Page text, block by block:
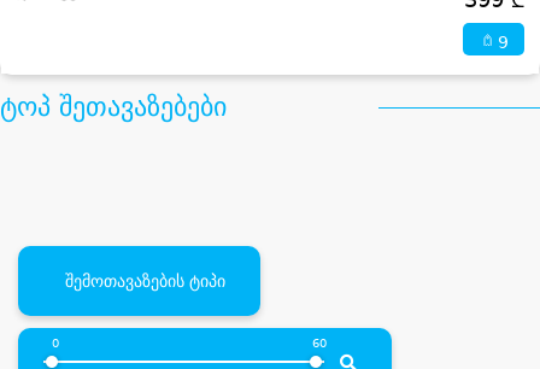
9
ტოპ შეთავაზებები
შემოთავაზების ტიპი
0 60